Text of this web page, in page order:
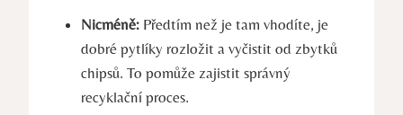
Nicméně: Předtím než je tam vhodíte, je
dobré pytlíky rozložit a vyčistit od zbytků
chipsů. To pomůže zajistit správný
recyklační proces.